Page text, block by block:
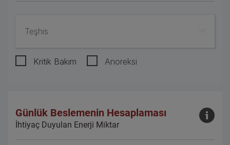
Teşhis
Kritik Bakım Anoreksi
Günlük Beslemenin Hesaplaması
İhtiyaç Duyulan Enerji Miktar